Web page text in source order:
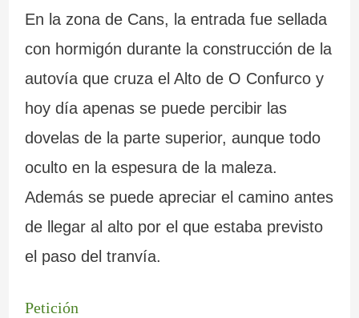
En la zona de Cans, la entrada fue sellada
con hormigón durante la construcción de la
autovía que cruza el Alto de O Confurco y
hoy día apenas se puede percibir las
dovelas de la parte superior, aunque todo
oculto en la espesura de la maleza.
Además se puede apreciar el camino antes
de llegar al alto por el que estaba previsto
el paso del tranvía.
Petición